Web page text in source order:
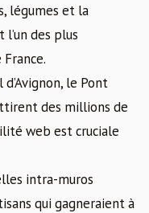
légumes et la
des plus
le Pont
des millions de
web est cruciale
intra-muros
qui gagneraient à